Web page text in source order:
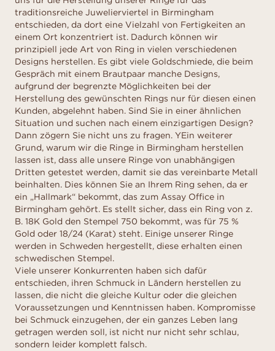
traditionsreiche Juwelierviertel in Birmingham
entschieden, da dort eine Vielzahl von Fertigkeiten an
einem Ort konzentriert ist. Dadurch können wir
prinzipiell jede Art von Ring in vielen verschiedenen
Designs herstellen. Es gibt viele Goldschmiede, die beim
Gespräch mit einem Brautpaar manche Designs,
aufgrund der begrenzte Möglichkeiten bei der
Herstellung des gewünschten Rings nur für diesen einen
Kunden, abgelehnt haben. Sind Sie in einer ähnlichen
Situation und suchen nach einem einzigartigen Design?
Dann zögern Sie nicht uns zu fragen. YEin weiterer
Grund, warum wir die Ringe in Birmingham herstellen
lassen ist, dass alle unsere Ringe von unabhängigen
Dritten getestet werden, damit sie das vereinbarte Metall
beinhalten. Dies können Sie an Ihrem Ring sehen, da er
ein „Hallmark“ bekommt, das zum Assay Office in
Birmingham gehört. Es stellt sicher, dass ein Ring von z.
B. 18K Gold den Stempel 750 bekommt, was für 75 %
Gold oder 18/24 (Karat) steht. Einige unserer Ringe
werden in Schweden hergestellt, diese erhalten einen
schwedischen Stempel.
Viele unserer Konkurrenten haben sich dafür
entschieden, ihren Schmuck in Ländern herstellen zu
lassen, die nicht die gleiche Kultur oder die gleichen
Voraussetzungen und Kenntnissen haben. Kompromisse
bei Schmuck einzugehen, der ein ganzes Leben lang
getragen werden soll, ist nicht nur nicht sehr schlau,
sondern leider komplett falsch.